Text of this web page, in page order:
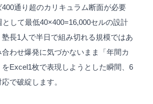
通り超のカリキュラム断面が必要
として最低40×400=16,000セルの設計
長1人で半日で組み切れる規模ではあ
合わせ爆発に気づかないまま「年間カ
をExcel1枚で表現しようとした瞬間、6
で破綻します。